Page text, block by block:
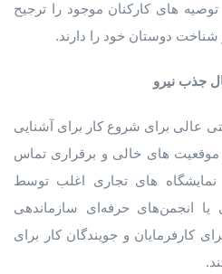
های کارکنان موجود را ترجیح
و شناخت دوستان خود را دارند.
جذب نیرو
عالی برای شروع کار برای آشنایی
موقعیت های خالی و برقراری تماس
‌های تجاری اغلب توسط
انجمن‌های حرفه‌ای سازماندهی
کارفرمایان و جویندگان کار برای